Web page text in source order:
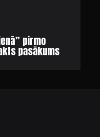
pirmo
pasākums